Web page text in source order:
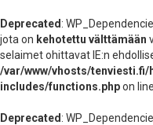
Deprecated :
jota on kehotettu välttämään
selaimet ohittavat IE:n
/var/www/vhosts/
includes/functions.phpon line
Deprecated :